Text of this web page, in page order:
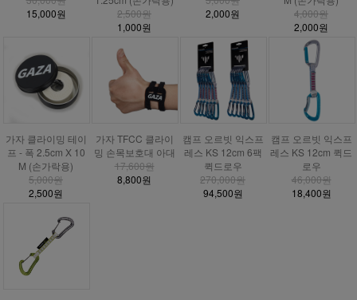
15,000원
2,500원
1,000원
2,000원
4,000원
2,000원
가자 클라이밍 테이
프 - 폭 2.5cm X 10
M (손가락용)
5,000원
2,500원
가자 TFCC 클라이
밍 손목보호대 아대
17,600원
8,800원
캠프 오르빗 익스프
레스 KS 12cm 6팩
퀵드로우
270,000원
94,500원
캠프 오르빗 익스프
레스 KS 12cm 퀵드
로우
46,000원
18,400원